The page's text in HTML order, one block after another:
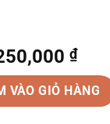
₫.
₫
is:
Men Ngọc
VÀO GIỎ HÀNG